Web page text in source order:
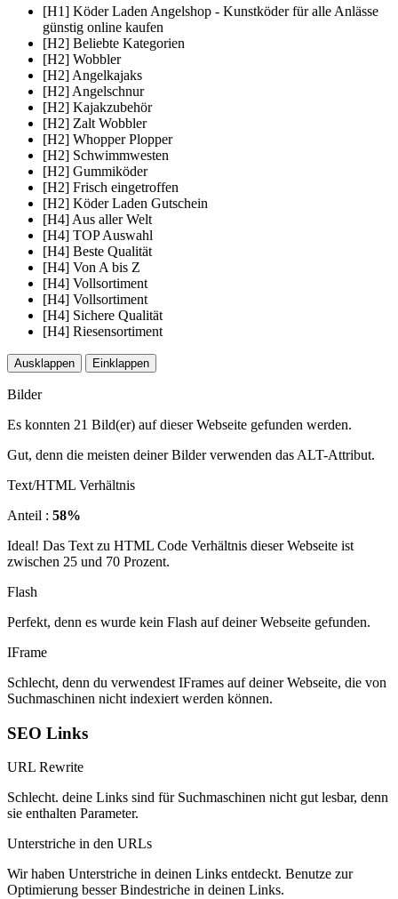
[H1] Köder Laden Angelshop - Kunstköder für alle Anlässe
günstig online kaufen
[H2] Beliebte Kategorien
[H2] Wobbler
[H2] Angelkajaks
[H2] Angelschnur
[H2] Kajakzubehör
[H2] Zalt Wobbler
[H2] Whopper Plopper
[H2] Schwimmwesten
[H2] Gummiköder
[H2] Frisch eingetroffen
[H2] Köder Laden Gutschein
[H4] Aus aller Welt
[H4] TOP Auswahl
[H4] Beste Qualität
[H4] Von A bis Z
[H4] Vollsortiment
[H4] Vollsortiment
[H4] Sichere Qualität
[H4] Riesensortiment
Ausklappen Einklappen
Bilder
Es konnten 21 Bild(er) auf dieser Webseite gefunden werden.
Gut, denn die meisten deiner Bilder verwenden das ALT-Attribut.
Text/HTML Verhältnis
Anteil : 58%
Ideal! Das Text zu HTML Code Verhältnis dieser Webseite ist
zwischen 25 und 70 Prozent.
Flash
Perfekt, denn es wurde kein Flash auf deiner Webseite gefunden.
IFrame
Schlecht, denn du verwendest IFrames auf deiner Webseite, die von
Suchmaschinen nicht indexiert werden können.
SEO Links
URL Rewrite
Schlecht. deine Links sind für Suchmaschinen nicht gut lesbar, denn
sie enthalten Parameter.
Unterstriche in den URLs
Wir haben Unterstriche in deinen Links entdeckt. Benutze zur
Optimierung besser Bindestriche in deinen Links.